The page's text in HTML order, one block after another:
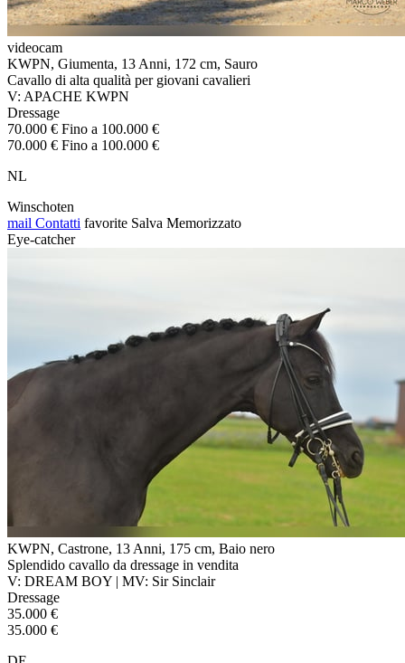
videocam
KWPN, Giumenta, 13 Anni, 172 cm, Sauro
Cavallo di alta qualità per giovani cavalieri
V: APACHE KWPN
Dressage
70.000 € Fino a 100.000 €
70.000 € Fino a 100.000 €
NL
Winschoten
mail Contatti favorite Salva Memorizzato
Eye-catcher
KWPN, Castrone, 13 Anni, 175 cm, Baio nero
Splendido cavallo da dressage in vendita
V: DREAM BOY | MV: Sir Sinclair
Dressage
35.000 €
35.000 €